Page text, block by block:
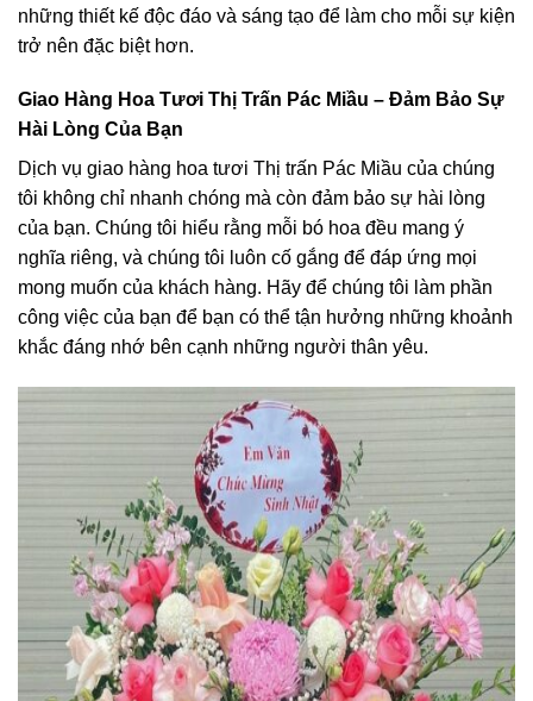
những thiết kế độc đáo và sáng tạo để làm cho mỗi sự kiện
trở nên đặc biệt hơn.
Giao Hàng Hoa Tươi Thị Trấn Pác Miầu – Đảm Bảo Sự
Hài Lòng Của Bạn
Dịch vụ giao hàng hoa tươi Thị trấn Pác Miầu của chúng
tôi không chỉ nhanh chóng mà còn đảm bảo sự hài lòng
của bạn. Chúng tôi hiểu rằng mỗi bó hoa đều mang ý
nghĩa riêng, và chúng tôi luôn cố gắng để đáp ứng mọi
mong muốn của khách hàng. Hãy để chúng tôi làm phần
công việc của bạn để bạn có thể tận hưởng những khoảnh
khắc đáng nhớ bên cạnh những người thân yêu.